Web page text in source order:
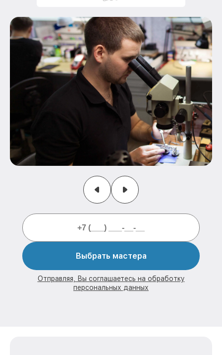
Выбрать мастера
Отправляя, Вы соглашаетесь на обработку
персональных данных